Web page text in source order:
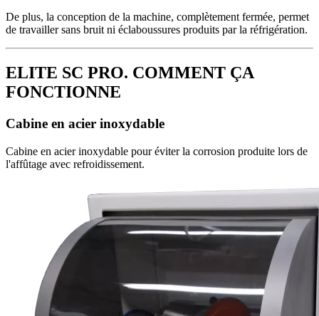
De plus, la conception de la machine, complètement fermée, permet
de travailler sans bruit ni éclaboussures produits par la réfrigération.
ELITE SC PRO. COMMENT ÇA
FONCTIONNE
Cabine en acier inoxydable
Cabine en acier inoxydable pour éviter la corrosion produite lors de
l'affûtage avec refroidissement.